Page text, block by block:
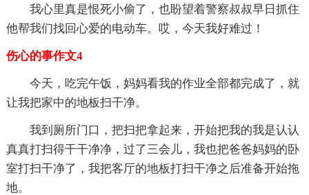
我心里真是恨死小偷了，也盼望着警察叔叔早日抓住
他帮我们找回心爱的电动车。哎，今天我好难过！
伤心的事作文4
今天，吃完午饭，妈妈看我的作业全部都完成了，就
让我把家中的地板扫干净。
我到厕所门口，把扫把拿起来，开始把我的我是认认
真真打扫得干干净净，过了三会儿，我也把爸爸妈妈的卧
室打扫干净了，我把客厅的地板打扫干净之后准备开始拖
地。